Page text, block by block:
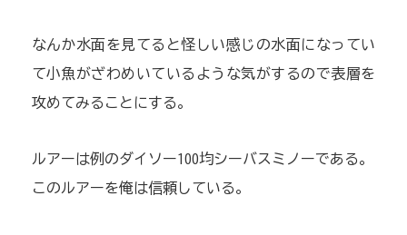
なんか水面を見てると怪しい感じの水面になってい
て小魚がざわめいているような気がするので表層を
攻めてみることにする。
ルアーは例のダイソー100均シーバスミノーである。
このルアーを俺は信頼している。